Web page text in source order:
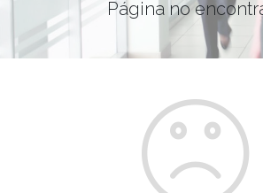
Página no